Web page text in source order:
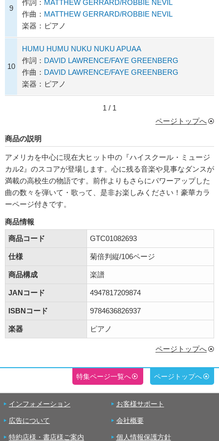
9
作詞： MATTHEW GERRARD/ROBBIE NEVIL
作曲： MATTHEW GERRARD/ROBBIE NEVIL
楽器：ピアノ
10
HUMU HUMU NUKU NUKU APUAA
作詞： DAVID LAWRENCE/FAYE GREENBERG
作曲： DAVID LAWRENCE/FAYE GREENBERG
楽器：ピアノ
1 / 1
ページトップへ
商品の説明
アメリカを中心に現在大ヒット中の『ハイスクール・ミュージ
カル2』のスコアが登場します。心に残る音楽や見事なダンスが
満載の高校生の物語です。前作よりもさらにパワーアップした
曲の数々を弾いて・歌って、是非お楽しみください！豪華カラ
ーページ付きです。
商品情報
商品コード
GTC01082693
仕様 菊倍判縦/106ページ
商品構成 楽譜
JANコード 4947817209874
ISBNコード 9784636826937
楽器 ピアノ
ページトップへ
特集ページ一覧へ ページトップへ
インフォメーション お客様サポート
広告について 会社概要
特約店様・書店様ご案内 個人情報保護方針